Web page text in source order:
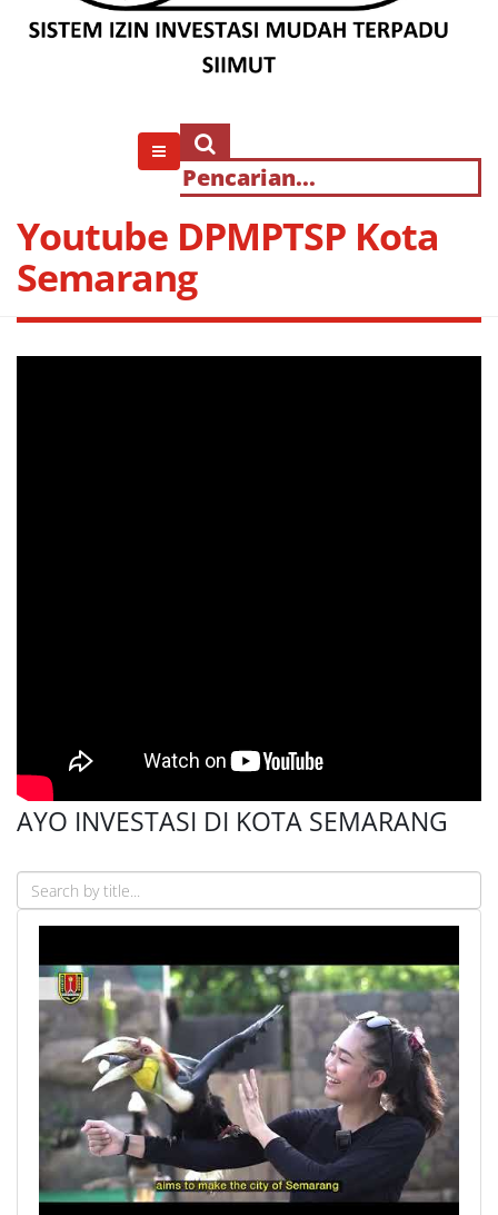
Youtube DPMPTSP Kota
Semarang
AYO INVESTASI DI KOTA SEMARANG